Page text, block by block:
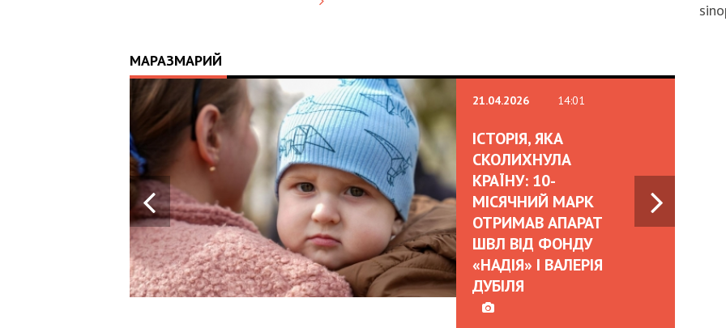
МАРАЗМАРИЙ
21.04.2026 14:01
ІСТОРІЯ, ЯКА
СКОЛИХНУЛА
КРАЇНУ: 10-
МІСЯЧНИЙ МАРК
ОТРИМАВ АПАРАТ
ШВЛ ВІД ФОНДУ
«НАДІЯ» І ВАЛЕРІЯ
ДУБІЛЯ
ATTRACT